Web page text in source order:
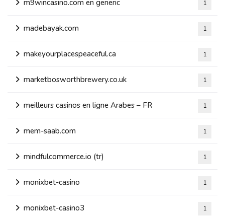
m9wincasino.com en generic 1
madebayak.com 1
makeyourplacespeaceful.ca 1
marketbosworthbrewery.co.uk 1
meilleurs casinos en ligne Arabes – FR 1
mem-saab.com 1
mindfulcommerce.io (tr) 1
monixbet-casino 1
monixbet-casino3 1